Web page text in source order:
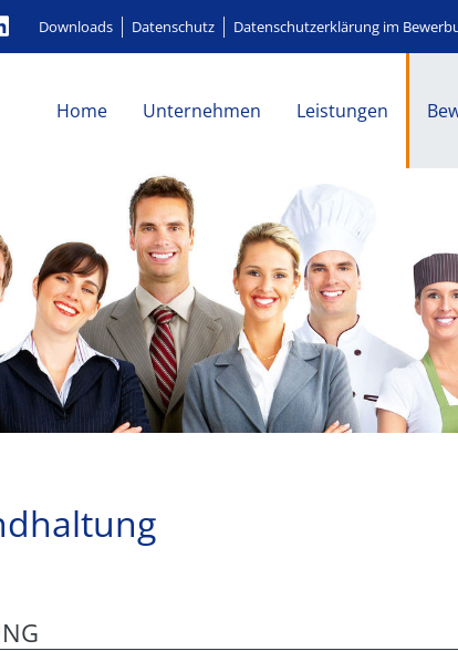
Downloads Datenschutz Datenschutzerklärung im
Home Unternehmen Leistungen